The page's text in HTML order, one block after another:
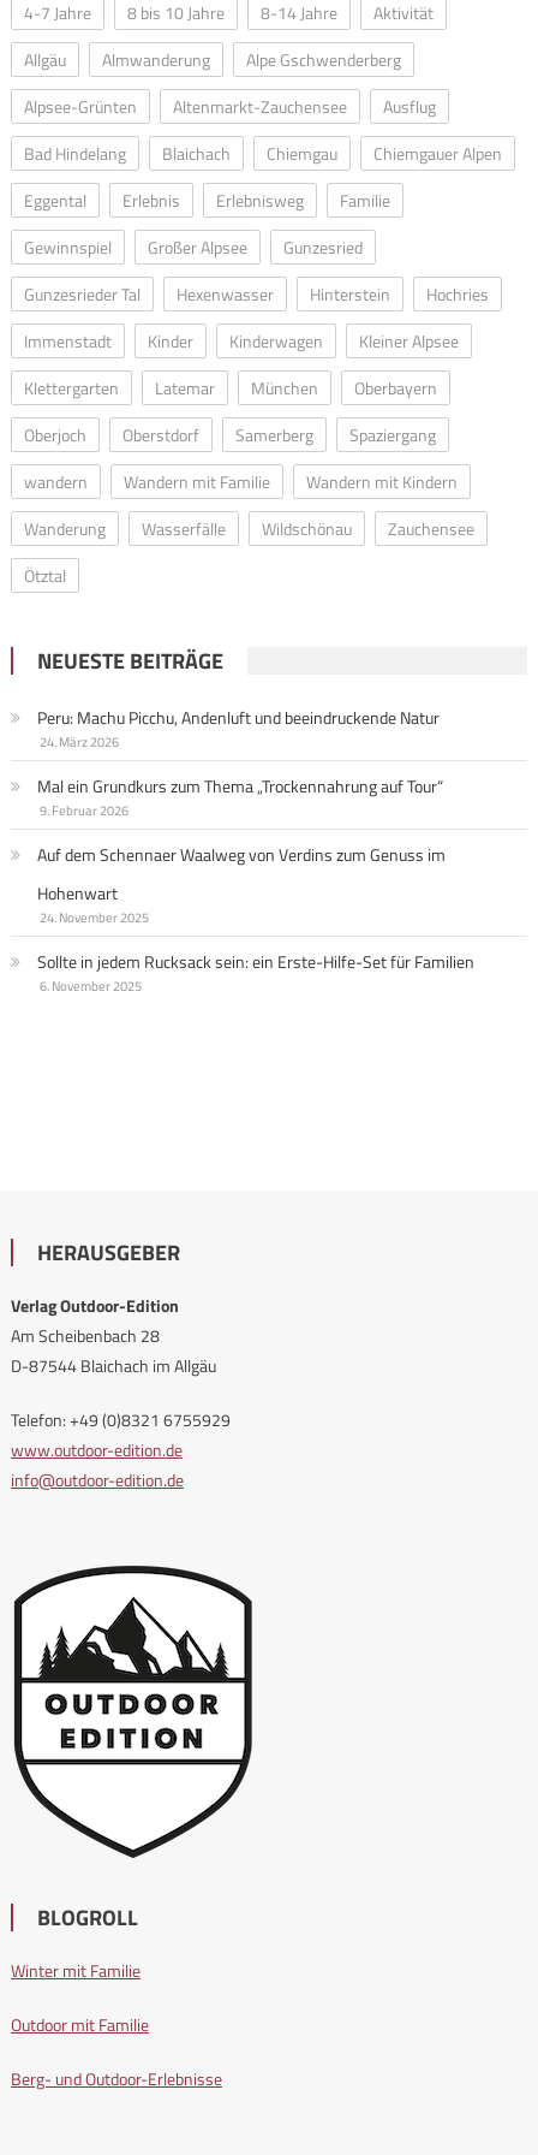
4-7 Jahre 8 bis 10 Jahre 8-14 Jahre
Aktivität
Allgäu
Almwanderung
Alpe Gschwenderberg
Alpsee-Grünten
Altenmarkt-Zauchensee
Ausflug
Bad Hindelang
Blaichach Chiemgau
Chiemgauer Alpen
Eggental
Erlebnis Erlebnisweg
Familie
Gewinnspiel
Großer Alpsee
Gunzesried
Gunzesrieder Tal
Hexenwasser Hinterstein
Hochries
Immenstadt
Kinder Kinderwagen
Kleiner Alpsee
Klettergarten
Latemar München
Oberbayern
Oberjoch
Oberstdorf Samerberg
Spaziergang
wandern
Wandern mit Familie
Wandern mit Kindern
Wanderung
Wasserfälle Wildschönau
Zauchensee
Ötztal
NEUESTE BEITRÄGE
Peru: Machu Picchu, Andenluft und beeindruckende Natur
24. März 2026
Mal ein Grundkurs zum Thema „Trockennahrung auf Tour“
9. Februar 2026
Auf dem Schennaer Waalweg von Verdins zum Genuss im
Hohenwart
24. November 2025
Sollte in jedem Rucksack sein: ein Erste-Hilfe-Set für Familien
6. November 2025
HERAUSGEBER
Verlag Outdoor-Edition
Am Scheibenbach 28
D-87544 Blaichach im Allgäu
Telefon: +49 (0)8321 6755929
www.outdoor-edition.de
info@outdoor-edition.de
BLOGROLL
Winter mit Familie
Outdoor mit Familie
Berg- und Outdoor-Erlebnisse